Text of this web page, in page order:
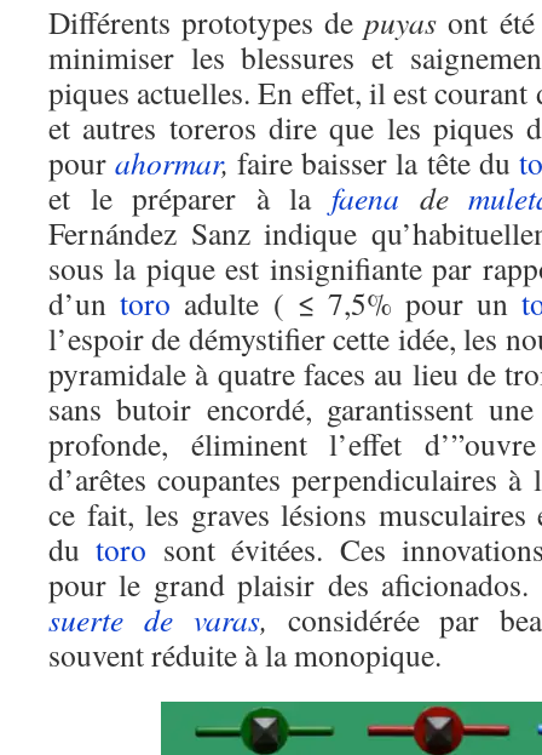
Différents prototypes de puyas ont
minimiser les blessures et
piques actuelles. En effet, il est courant
et autres toreros dire que les piques
pourahormar,faire baisser la tête du
et le préparer à la faena de
Fernández Sanz indique
sous la pique est insignifiante par
d’untoro adulte ( ≤ 7,5% pour un
l’espoir de démystifier cette idée, les
pyramidale à quatre faces au lieu de
sans butoir encordé, garantissent
profonde, éliminent l’effet
d’arêtes coupantes perpendiculaires
ce fait, les graves lésions
dutoro sont évitées. Ces
pour le grand plaisir des
suerte de varas, considérée par
souvent réduite à la monopique.